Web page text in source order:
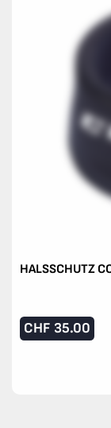
HALSSCHUTZ
CHF 35.00